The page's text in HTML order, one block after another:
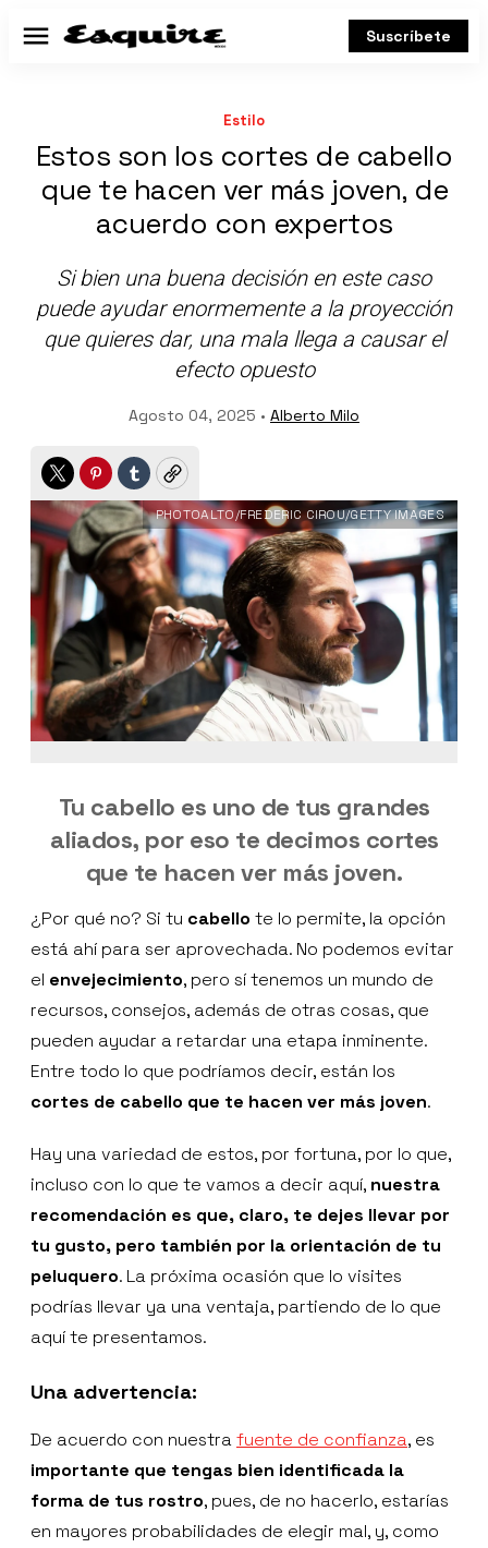
Menú Suscríbete
Estilo
Estos son los cortes de cabello
que te hacen ver más joven, de
acuerdo con expertos
Si bien una buena decisión en este caso
puede ayudar enormemente a la proyección
que quieres dar, una mala llega a causar el
efecto opuesto
Agosto 04, 2025 • Alberto Milo
TwitterPinterest
TumblrCopy
PHOTOALTO/FREDERIC CIROU/GETTY IMAGES
Tu cabello es uno de tus grandes
aliados, por eso te decimos cortes
que te hacen ver más joven.
¿Por qué no? Si tu cabello te lo permite, la opción
está ahí para ser aprovechada. No podemos evitar
el envejecimiento, pero sí tenemos un mundo de
recursos, consejos, además de otras cosas, que
pueden ayudar a retardar una etapa inminente.
Entre todo lo que podríamos decir, están los
cortes de cabello que te hacen ver más joven.
Hay una variedad de estos, por fortuna, por lo que,
incluso con lo que te vamos a decir aquí, nuestra
recomendación es que, claro, te dejes llevar por
tu gusto, pero también por la orientación de tu
peluquero. La próxima ocasión que lo visites
podrías llevar ya una ventaja, partiendo de lo que
aquí te presentamos.
Una advertencia:
De acuerdo con nuestrafuente de confianza, es
importante que tengas bien identificada la
forma de tus rostro, pues, de no hacerlo, estarías
en mayores probabilidades de elegir mal, y, como